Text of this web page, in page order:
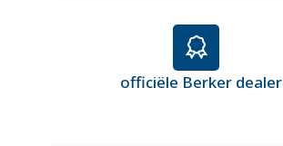
officiële Berker dealer